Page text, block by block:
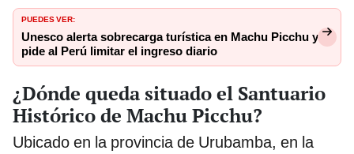
PUEDES VER:
Unesco alerta sobrecarga turística en Machu Picchu y
pide al Perú limitar el ingreso diario
¿Dónde queda situado el Santuario
Histórico de Machu Picchu?
Ubicado en la provincia de Urubamba, en la